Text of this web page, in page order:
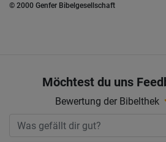
© 2000 Genfer Bibelgesellschaft
Möchtest du uns
Bewertung der Bibelthek